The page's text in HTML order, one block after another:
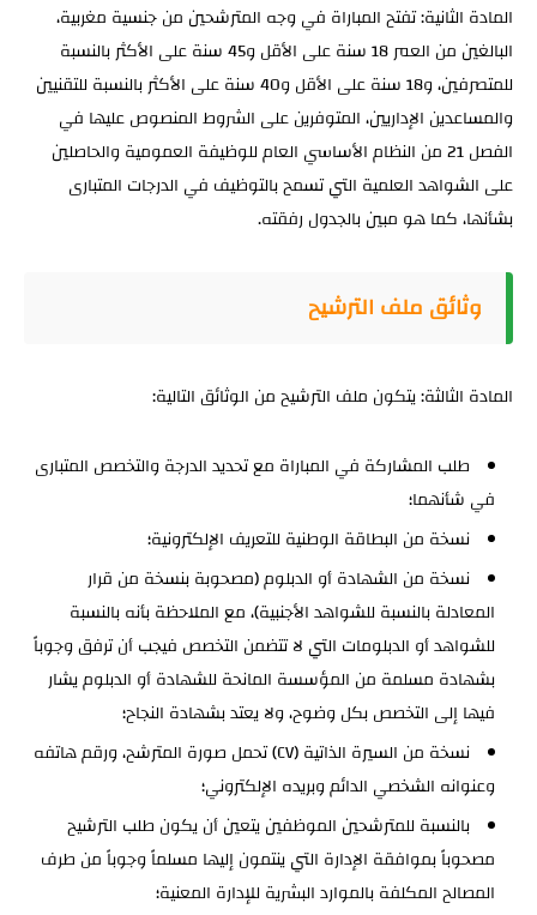
المادة الثانية:تفتح المباراة في وجه المترشحين من جنسية مغربية،
البالغين من العمر 18 سنة على الأقل و45 سنة على الأكثر بالنسبة
للمتصرفين، و18 سنة على الأقل و40 سنة على الأكثر بالنسبة للتقنيين
والمساعدين الإداريين، المتوفرين على الشروط المنصوص عليها في
الفصل 21 من النظام الأساسي العام للوظيفة العمومية والحاصلين
على الشواهد العلمية التي تسمح بالتوظيف في الدرجات المتبارى
بشأنها، كما هو مبين بالجدول رفقته.
وثائق ملف الترشيح
المادة الثالثة:يتكون ملف الترشيح من الوثائق التالية:
طلب المشاركة في المباراة مع تحديد الدرجة والتخصص المتبارى
في شأنهما؛
نسخة من البطاقة الوطنية للتعريف الإلكترونية؛
نسخة من الشهادة أو الدبلوم (مصحوبة بنسخة من قرار
المعادلة بالنسبة للشواهد الأجنبية)، مع الملاحظة بأنه بالنسبة
للشواهد أو الدبلومات التي لا تتضمن التخصص فيجب أن ترفق وجوباً
بشهادة مسلمة من المؤسسة المانحة للشهادة أو الدبلوم يشار
فيها إلى التخصص بكل وضوح، ولا يعتد بشهادة النجاح؛
نسخة من السيرة الذاتية (CV) تحمل صورة المترشح، ورقم هاتفه
وعنوانه الشخصي الدائم وبريده الإلكتروني؛
بالنسبة للمترشحين الموظفين يتعين أن يكون طلب الترشيح
مصحوباً بموافقة الإدارة التي ينتمون إليها مسلماً وجوباً من طرف
المصالح المكلفة بالموارد البشرية للإدارة المعنية؛